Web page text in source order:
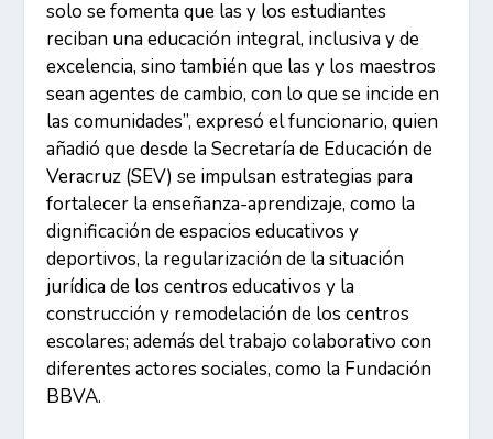
solo se fomenta que las y los estudiantes
reciban una educación integral, inclusiva y de
excelencia, sino también que las y los maestros
sean agentes de cambio, con lo que se incide en
las comunidades”, expresó el funcionario, quien
añadió que desde la Secretaría de Educación de
Veracruz (SEV) se impulsan estrategias para
fortalecer la enseñanza-aprendizaje, como la
dignificación de espacios educativos y
deportivos, la regularización de la situación
jurídica de los centros educativos y la
construcción y remodelación de los centros
escolares; además del trabajo colaborativo con
diferentes actores sociales, como la Fundación
BBVA.